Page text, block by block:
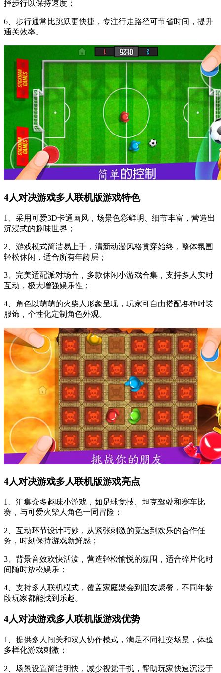
择步行以保持速度；
6、步行通常比跳跃更快捷，专注行走路径可节省时间，提升
通关效率。
4人对决游戏多人联机版游戏特色
1、采用可爱3D卡通画风，场景色彩鲜明、细节丰富，营造出
沉浸式的趣味世界；
2、游戏模式简洁易上手，清新动漫风格贯穿始终，整体氛围
轻松休闲，适合所有年龄层；
3、完美适配派对场合，多款休闲小游戏合集，支持多人实时
互动，极大增强娱乐性；
4、角色以萌萌的火柴人形象呈现，玩家可自由搭配各种时装
服饰，个性化定制角色外观。
4人对决游戏多人联机版游戏亮点
1、汇集众多趣味小游戏，如足球竞技、坦克驾驶和赛车比
赛，与可爱火柴人角色一同冒险；
2、互动环节设计巧妙，从紧张刺激的竞速到欢乐的合作任
务，时刻保持游戏新鲜感；
3、背景音效欢快活泼，营造轻松愉悦的氛围，适合碎片化时
间随时放松娱乐；
4、支持多人联机模式，覆盖家庭聚会到朋友聚餐，不同年龄
段玩家都能找到乐趣。
4人对决游戏多人联机版游戏优势
1、提供多人闯关和双人协作模式，满足不同社交场景，体验
多样化游戏刺激；
2、场景设置简洁明快，减少视觉干扰，帮助玩家快速沉浸于